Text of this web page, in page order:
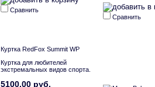
Сравнить
Сравнить
Куртка RedFox Summit WP
Куртка для любителей
экстремальных видов спорта.
5100.00 руб.